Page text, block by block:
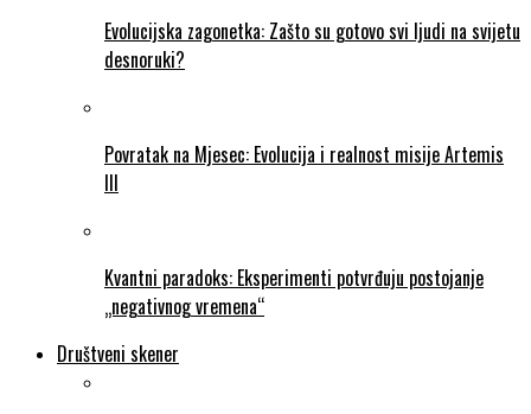
Evolucijska zagonetka: Zašto su gotovo svi ljudi na svijetu
desnoruki?
Povratak na Mjesec: Evolucija i realnost misije Artemis
III
Kvantni paradoks: Eksperimenti potvrđuju postojanje
„negativnog vremena“
Društveni skener